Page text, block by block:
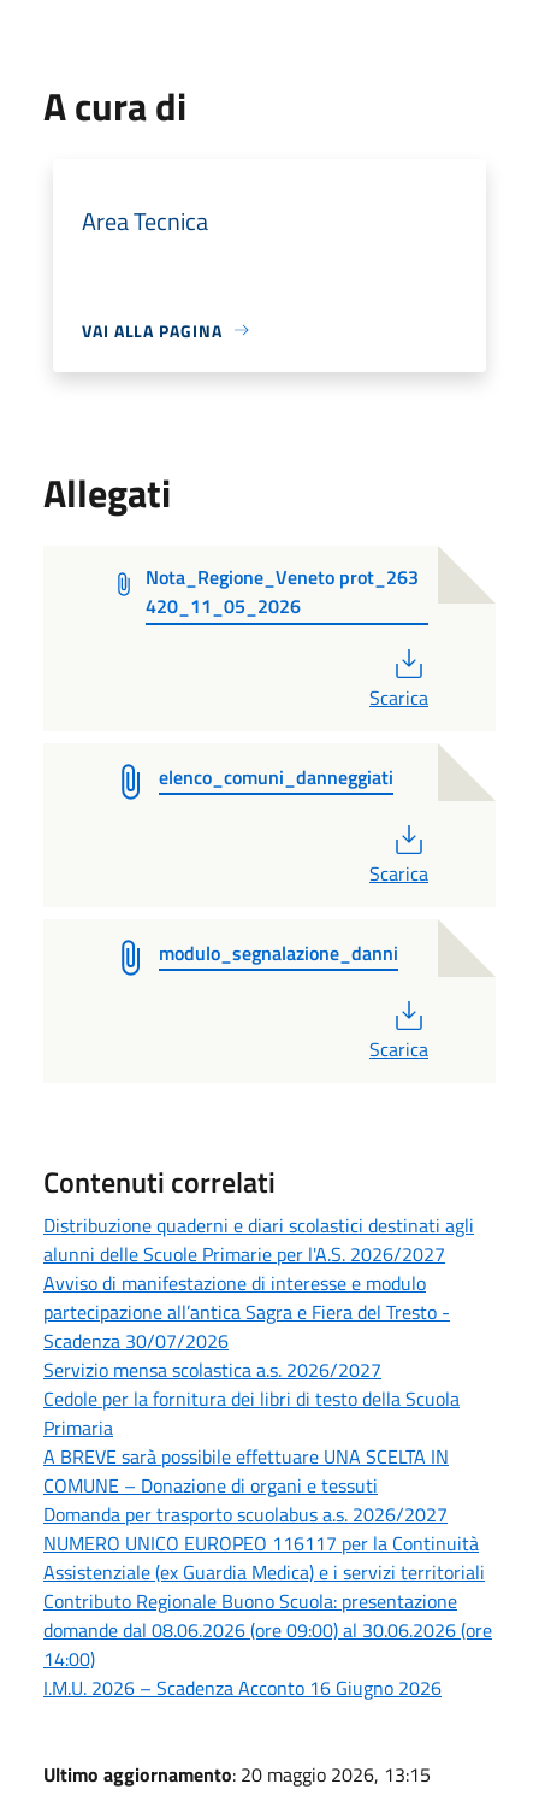
A cura di
Area Tecnica
VAI ALLA PAGINA
Allegati
Nota_Regione_Veneto prot_263
420_11_05_2026
Scarica
elenco_comuni_danneggiati
Scarica
modulo_segnalazione_danni
Scarica
Contenuti correlati
Distribuzione quaderni e diari scolastici destinati agli
alunni delle Scuole Primarie per l'A.S. 2026/2027
Avviso di manifestazione di interesse e modulo
partecipazione all’antica Sagra e Fiera del Tresto -
Scadenza 30/07/2026
Servizio mensa scolastica a.s. 2026/2027
Cedole per la fornitura dei libri di testo della Scuola
Primaria
A BREVE sarà possibile effettuare UNA SCELTA IN
COMUNE – Donazione di organi e tessuti
Domanda per trasporto scuolabus a.s. 2026/2027
NUMERO UNICO EUROPEO 116117 per la Continuità
Assistenziale (ex Guardia Medica) e i servizi territoriali
Contributo Regionale Buono Scuola: presentazione
domande dal 08.06.2026 (ore 09:00) al 30.06.2026 (ore
14:00)
I.M.U. 2026 – Scadenza Acconto 16 Giugno 2026
Ultimo aggiornamento: 20 maggio 2026, 13:15